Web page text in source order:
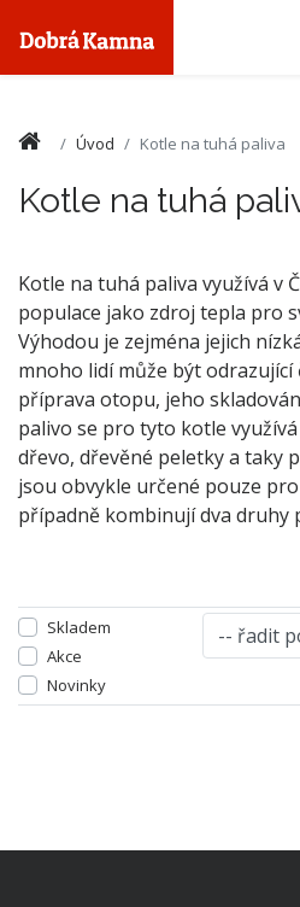
Úvod Kotle na tuhá paliva
Kotle na tuhá
Kotle na tuhá paliva využívá v
populace jako zdroj tepla pro
Výhodou je zejména jejich
mnoho lidí může být odrazující
příprava otopu, jeho
palivo se pro tyto kotle
dřevo, dřevěné peletky a taky
jsou obvykle určené pouze
případně kombinují dva druhy
Skladem
Akce
Novinky